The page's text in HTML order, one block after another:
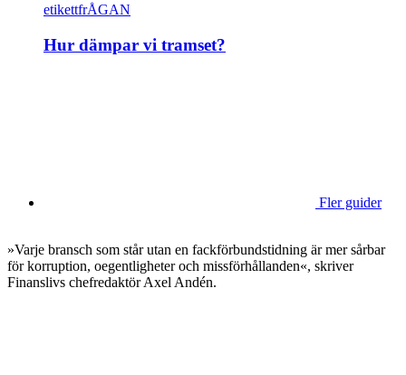
etikettfrÅGAN
Hur dämpar vi tramset?
Fler guider
»Varje bransch som står utan en fackförbundstidning är mer sårbar
för korruption, oegentligheter och missförhållanden«, skriver
Finanslivs chefredaktör Axel Andén.